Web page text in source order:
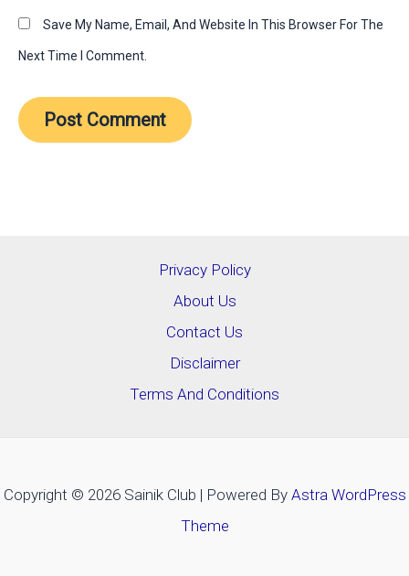
Save My Name, Email, And Website In This Browser For The
Next Time I Comment.
Privacy Policy
About Us
Contact Us
Disclaimer
Terms And Conditions
Copyright © 2026 Sainik Club | Powered By Astra WordPress
Theme